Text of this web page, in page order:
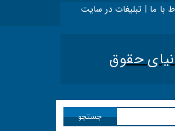
ما | تبلیغات در سایت
حقوق​​​​​​​
جستجو